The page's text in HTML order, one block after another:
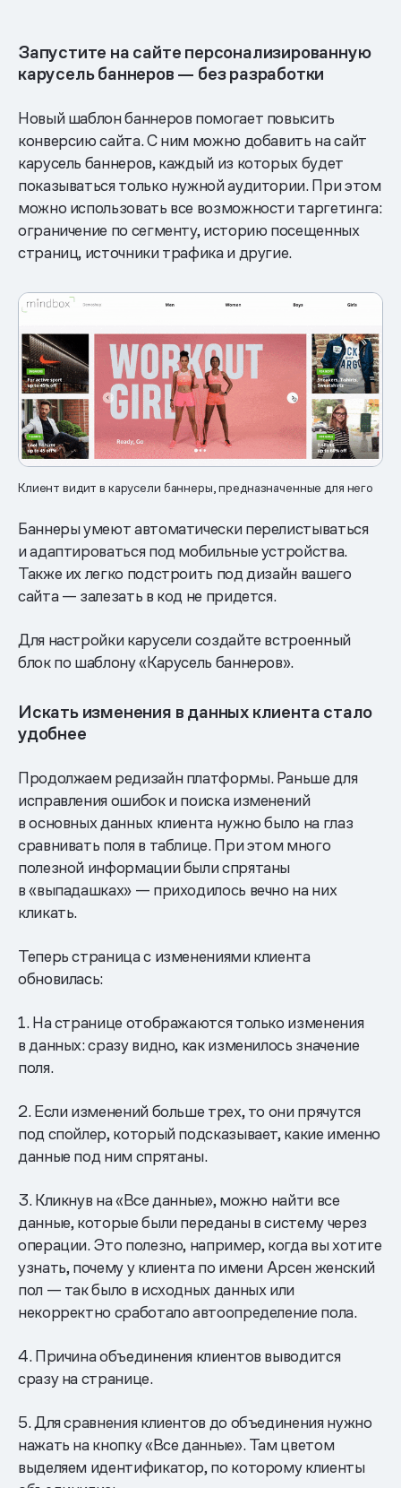
Запустите на сайте персонализированную
карусель баннеров — без разработки
Новый шаблон баннеров помогает повысить
конверсию сайта. С ним можно добавить на сайт
карусель баннеров, каждый из которых будет
показываться только нужной аудитории. При этом
можно использовать все возможности таргетинга:
ограничение по сегменту, историю посещенных
страниц, источники трафика и другие.
Клиент видит в карусели баннеры, предназначенные для него
Баннеры умеют автоматически перелистываться
и адаптироваться под мобильные устройства.
Также их легко подстроить под дизайн вашего
сайта — залезать в код не придется.
Для настройки карусели создайте встроенный
блок по шаблону «Карусель баннеров».
Искать изменения в данных клиента стало
удобнее
Продолжаем редизайн платформы. Раньше для
исправления ошибок и поиска изменений
в основных данных клиента нужно было на глаз
сравнивать поля в таблице. При этом много
полезной информации были спрятаны
в «выпадашках» — приходилось вечно на них
кликать.
Теперь страница с изменениями клиента
обновилась:
1. На странице отображаются только изменения
в данных: сразу видно, как изменилось значение
поля.
2. Если изменений больше трех, то они прячутся
под спойлер, который подсказывает, какие именно
данные под ним спрятаны.
3. Кликнув на «Все данные», можно найти все
данные, которые были переданы в систему через
операции. Это полезно, например, когда вы хотите
узнать, почему у клиента по имени Арсен женский
пол — так было в исходных данных или
некорректно сработало автоопределение пола.
4. Причина объединения клиентов выводится
сразу на странице.
5. Для сравнения клиентов до объединения нужно
нажать на кнопку «Все данные». Там цветом
выделяем идентификатор, по которому клиенты